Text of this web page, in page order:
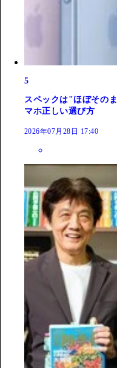
5
スペックは"ほぼその
マホ正しい選び方
2026年07月28日 17:40